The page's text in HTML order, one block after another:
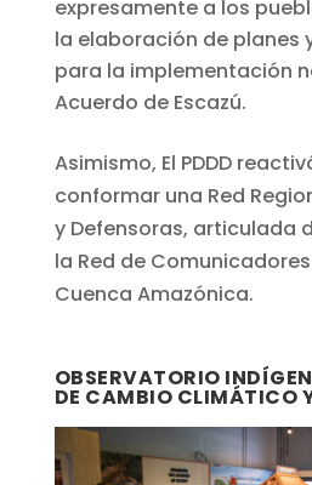
expresamente a los
la elaboración de planes
para la implementación
Acuerdo de Escazú.
Asimismo, El PDDD
conformar una Red
y Defensoras, articulada
la Red de
Cuenca Amazónica.
OBSERVATORIO
DE CAMBIO CLIMÁTICO